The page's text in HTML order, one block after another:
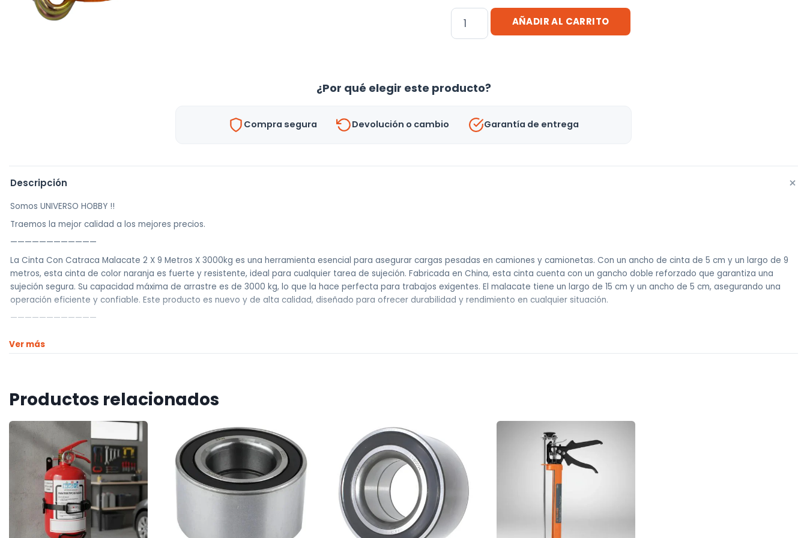
Cinta
Con
X
Metros
AÑADIR AL CARRITO
¿Por qué elegir este producto?
Compra segura Devolución o cambio Garantía de entrega
Descripción +
Somos UNIVERSO HOBBY !!
Traemos la mejor calidad a los mejores precios.
————————————
La Cinta Con Catraca Malacate 2 X 9 Metros X 3000kg es una herramienta esencial para asegurar cargas pesadas en camiones y camionetas. Con un ancho de cinta de 5 cm y un largo de 9
metros, esta cinta de color naranja es fuerte y resistente, ideal para cualquier tarea de sujeción. Fabricada en China, esta cinta cuenta con un gancho doble reforzado que garantiza una
sujeción segura. Su capacidad máxima de arrastre es de 3000 kg, lo que la hace perfecta para trabajos exigentes. El malacate tiene un largo de 15 cm y un ancho de 5 cm, asegurando una
operación eficiente y confiable. Este producto es nuevo y de alta calidad, diseñado para ofrecer durabilidad y rendimiento en cualquier situación.
————————————
Envíos dentro de Montevideo por Mercado de envíos.
Envíos al interior por agencia (dejamos tus artículos en agencia sin costo).
————————————
Retiros
Nuestro punto de retiro se encuentra en zona centro
El horario de retiros es de Lunes a Viernes de 10hs a 18hs, Sábados de 10hs a 13hs
Ver más
Productos relacionados